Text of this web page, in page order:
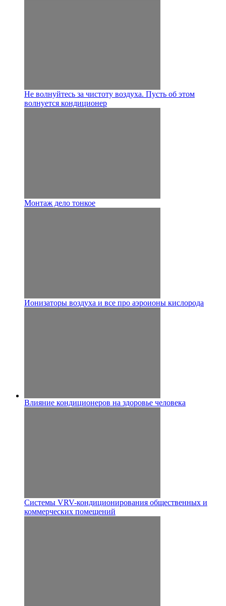
Не волнуйтесь за чистоту воздуха. Пусть об этом
волнуется кондиционер
Монтаж дело тонкое
Ионизаторы воздуха и все про аэроионы кислорода
Влияние кондиционеров на здоровье человека
Системы VRV-кондиционирования общественных и
коммерческих помещений